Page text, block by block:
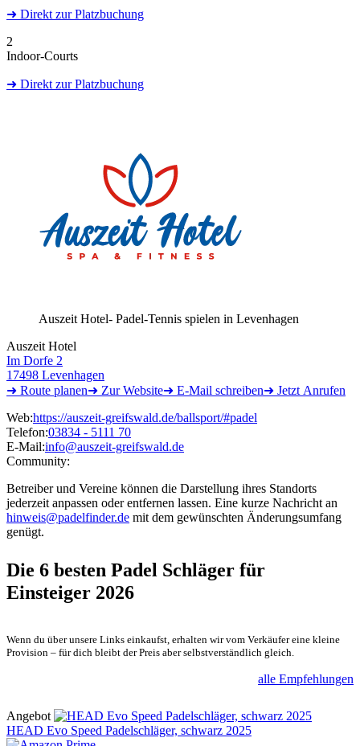
➜ Direkt zur Platzbuchung
2
Indoor-Courts
➜ Direkt zur Platzbuchung
Auszeit Hotel- Padel-Tennis spielen in Levenhagen
Auszeit Hotel
Im Dorfe 2
17498 Levenhagen
➜ Route planen➜ ZurWebsite➜ E-Mail schreiben➜ Jetzt Anrufen
Web:https://auszeit-greifswald.de/ballsport/#padel
Telefon:03834 - 5111 70
E-Mail:info@auszeit-greifswald.de
Community:
Betreiber und Vereine können die Darstellung ihres Standorts
jederzeit anpassen oder entfernen lassen. Eine kurze Nachricht an
hinweis@padelfinder.de mit dem gewünschten Änderungsumfang
genügt.
Die 6 besten Padel Schläger für
Einsteiger 2026
Wenn du über unsere Links einkaufst, erhalten wir vom Verkäufer eine kleine
Provision – für dich bleibt der Preis aber selbstverständlich gleich.
alle Empfehlungen
Angebot
HEAD Evo Speed Padelschläger, schwarz 2025